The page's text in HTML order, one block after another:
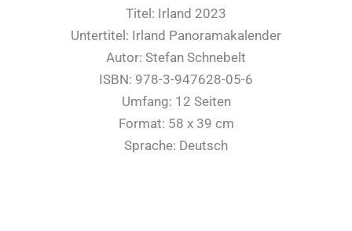
Titel: Irland 2023
Untertitel: Irland Panoramakalender
Autor: Stefan Schnebelt
ISBN: 978-3-947628-05-6
Umfang: 12 Seiten
Format: 58 x 39 cm
Sprache: Deutsch